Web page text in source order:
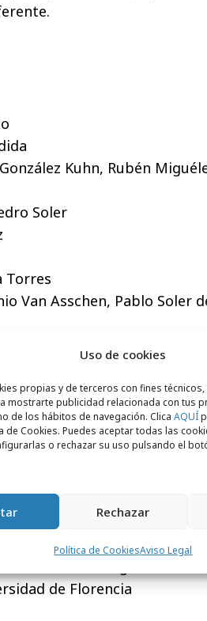
Uso de cookies
propias y de terceros con fines
mostrarte publicidad relacionada con tus
de los hábitos de navegación. Clica AQUÍ
de Cookies. Puedes aceptar todas las
o rechazar su uso pulsando el
Rechazar
Política de CookiesAviso Legal
Kuhn, Rubén
Soler
Torres
Van Asschen, Pablo Soler
Films
Miguel Iglesias, Gabriel
de Biotecnología CSIC,
de Florencia